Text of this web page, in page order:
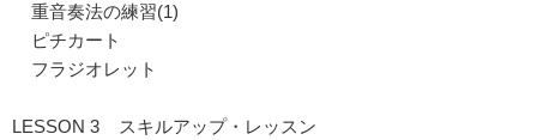
重音奏法の練習(1)
ピチカート
フラジオレット
LESSON 3 スキルアップ・レッスン